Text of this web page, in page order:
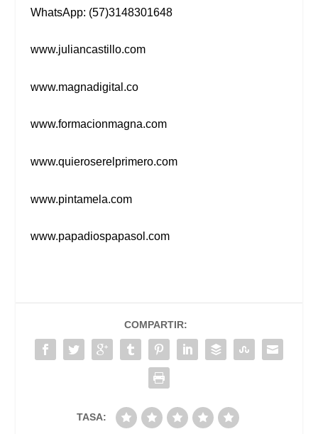
WhatsApp: (57)3148301648
www.juliancastillo.com
www.magnadigital.co
www.formacionmagna.com
www.quieroserelprimero.com
www.pintamela.com
www.papadiospapasol.com
COMPARTIR:
TASA: